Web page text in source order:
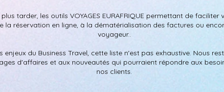
tarder, les outils VOYAGES EURAFRIQUE permettant de
la réservation en ligne, à la dématérialisation des factures ou
voyageur..
enjeux du Business Travel, cette liste n'est pas exhaustive. Nous
d'affaires et aux nouveautés qui pourraient répondre aux
nos clients.